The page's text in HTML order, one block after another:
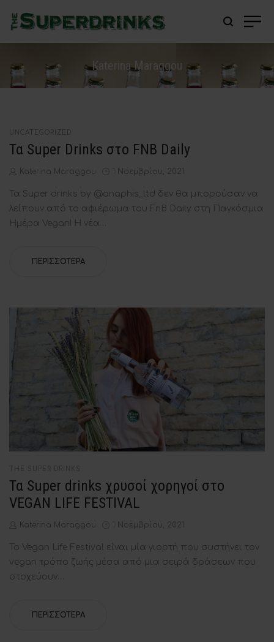
Katerina Maraggou
POSTED
UNCATEGORIZED
Τα Super Drinks στο FNB Daily
by
Katerina Maraggou
Posted
1 Νοεμβρίου, 2021
Τα Super drinks by @anaphis_ltd δεν θα μπορούσαν να
λείπουν από το αφιέρωμα του FnB Daily στη Παγκόσμια
Ημέρα Vegan! Η νέα…
ΠΕΡΙΣΣΌΤΕΡΑ
POSTED
THE SUPER DRINKS
Τα Super drinks χρυσοί χορηγοί στο
VEGAN LIFE FESTIVAL
by
Katerina Maraggou
Posted
1 Νοεμβρίου, 2021
Το Vegan Life Festival είναι μία γιορτή που συστήνει τον
vegan τρόπο ζωής μέσα από μια σειρά δράσεων που
στοχεύουν…
ΠΕΡΙΣΣΌΤΕΡΑ